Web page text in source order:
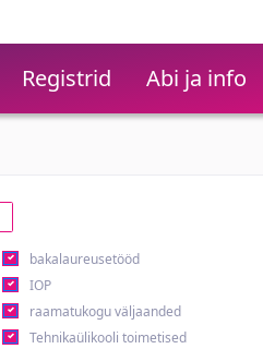
Registrid Abi ja info
bakalaureusetööd
IOP
raamatukogu väljaanded
Tehnikaülikooli toimetised